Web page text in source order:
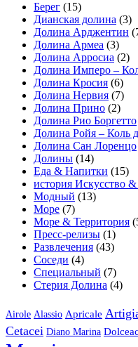
Берег (15)
Дианская долина (3)
Долина Арджентин
Долина Армеа (3)
Долина Арросиа (2)
Долина Имперо –
Долина Кросия (6)
Долина Нервия (7)
Долина Прино (2)
Долина Рио Боргетто
Долина Ройя – Коль
Долина Сан Лоренцо
Долины (14)
Еда & Напитки (15)
история Искусство &
Модный (13)
Море (7)
Море & Территория
Пресс-релизы (1)
Развлечения (43)
Соседи (4)
Специальный (7)
Стерия Долина (4)
Airole Alassio Apricale
Cetacei Diano Marina